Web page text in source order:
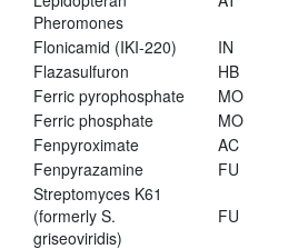
Pheromones
Flonicamid (IKI-220) IN
Flazasulfuron
HB
Ferric pyrophosphate
MO
Ferric phosphate
MO
Fenpyroximate
AC
Fenpyrazamine
FU
Streptomyces K61
(formerly S.
griseoviridis)
FU